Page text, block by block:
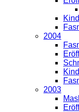
2004
2003